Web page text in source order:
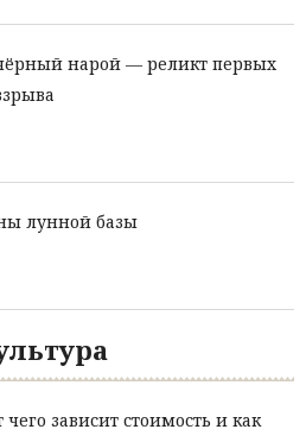
нарой — реликт первых
лунной базы
зависит стоимость и как